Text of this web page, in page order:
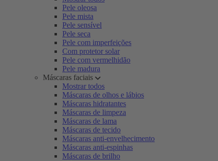
Pele oleosa
Pele mista
Pele sensível
Pele seca
Pele com imperfeições
Com protetor solar
Pele com vermelhidão
Pele madura
Máscaras faciais
Mostrar todos
Máscaras de olhos e lábios
Máscaras hidratantes
Máscaras de limpeza
Máscaras de lama
Máscaras de tecido
Máscaras anti-envelhecimento
Máscaras anti-espinhas
Máscaras de brilho